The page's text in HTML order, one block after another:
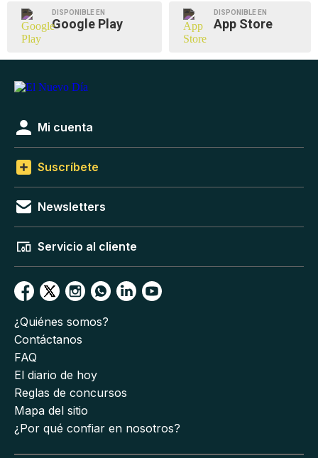
DISPONIBLE EN
Google Play
DISPONIBLE EN
App Store
Mi cuenta
Suscríbete
Newsletters
Servicio al cliente
¿Quiénes somos?
Contáctanos
FAQ
El diario de hoy
Reglas de concursos
Mapa del sitio
¿Por qué confiar en nosotros?